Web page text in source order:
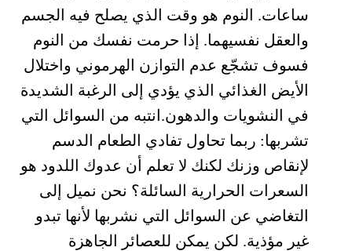
ساعات. النوم هو وقت الذي يصلح فيه الجسم
والعقل نفسيهما. إذا حرمت نفسك من النوم
فسوف تشجّع عدم التوازن الهرموني واختلال
الأيض الغذائي الذي يؤدي إلى الرغبة الشديدة
في النشويات والدهون.انتبه من السوائل التي
تشربها: ربما تحاول تفادي الطعام الدسم
لإنقاص وزنك لكنك لا تعلم أن عدوك اللدود هو
السعرات الحرارية السائلة؟ نحن نميل إلى
التغاضي عن السوائل التي نشربها لأنها تبدو
غير مؤذية. لكن يمكن للعصائر الجاهزة